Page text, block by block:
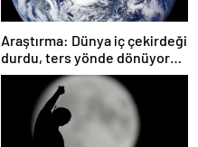
Araştırma: Dünya iç çekirdeği
durdu, ters yönde dönüyor
olabilir